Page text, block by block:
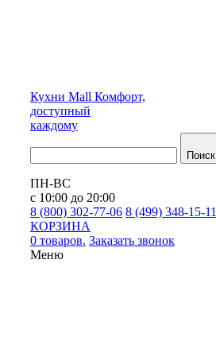
Кухни Mall Комфорт,
доступный
каждому
Поиск
ПН-ВС
с 10:00 до 20:00
8 (800) 302-77-06 8 (499) 348-15-11
КОРЗИНА
0 товаров. Заказать звонок
Меню